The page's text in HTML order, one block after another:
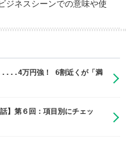
ジネスシーンでの意味や使
万円強！ 6割近くが「満
】第６回：項目別にチェッ